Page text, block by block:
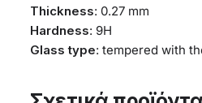
Thickness: 0.27 mm
Hardness: 9H
Glass type: tempered with